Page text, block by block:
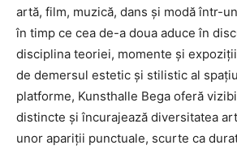
artă, film, muzică, dans și modă într-
în timp ce cea de-a doua aduce în
disciplina teoriei, momente și
de demersul estetic și stilistic al
platforme, Kunsthalle Bega oferă
distincte și încurajează diversitatea
unor apariții punctuale, scurte ca